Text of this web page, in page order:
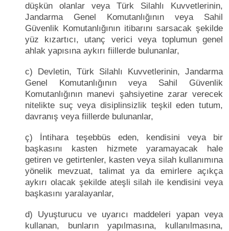
düşkün olanlar veya Türk Silahlı Kuvvetlerinin,
Jandarma Genel Komutanlığının veya Sahil
Güvenlik Komutanlığının itibarını sarsacak şekilde
yüz kızartıcı, utanç verici veya toplumun genel
ahlak yapısına aykırı fiillerde bulunanlar,
c) Devletin, Türk Silahlı Kuvvetlerinin, Jandarma
Genel Komutanlığının veya Sahil Güvenlik
Komutanlığının manevi şahsiyetine zarar verecek
nitelikte suç veya disiplinsizlik teşkil eden tutum,
davranış veya fiillerde bulunanlar,
ç) İntihara teşebbüs eden, kendisini veya bir
başkasını kasten hizmete yaramayacak hale
getiren ve getirtenler, kasten veya silah kullanımına
yönelik mevzuat, talimat ya da emirlere açıkça
aykırı olacak şekilde ateşli silah ile kendisini veya
başkasını yaralayanlar,
d) Uyuşturucu ve uyarıcı maddeleri yapan veya
kullanan, bunların yapılmasına, kullanılmasına,